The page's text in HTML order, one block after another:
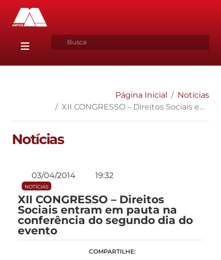
Página Inicial
Notícias
XII CONGRESSO – Direitos Sociais entram em pauta na conferência do segundo dia do evento
Notícias
03/04/2014 19:32
NOTÍCIAS
XII CONGRESSO – Direitos
Sociais entram em pauta na
conferência do segundo dia do
evento
COMPARTILHE: